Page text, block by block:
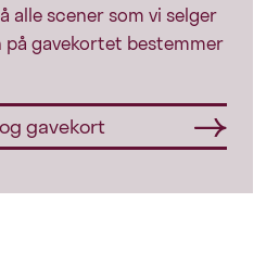
alle scener som vi selger
på gavekortet bestemmer
gavekort